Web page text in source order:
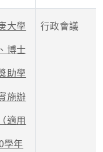
大學
博士
助學
施辦
適用
學年
行政會議